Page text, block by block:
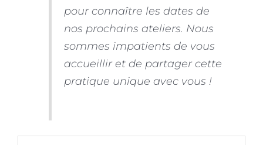
pour connaître les dates de
nos prochains ateliers. Nous
sommes impatients de vous
accueillir et de partager cette
pratique unique avec vous !